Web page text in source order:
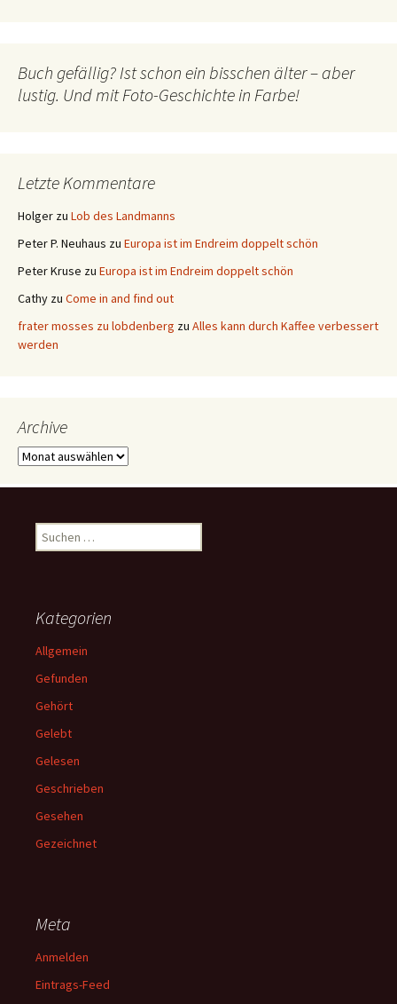
Buch gefällig? Ist schon ein bisschen älter – aber
lustig. Und mit Foto-Geschichte in Farbe!
Letzte Kommentare
Holger zu Lob des Landmanns
Peter P. Neuhaus zu Europa ist im Endreim doppelt schön
Peter Kruse zu Europa ist im Endreim doppelt schön
Cathy zu Come in and find out
frater mosses zu lobdenberg zu Alles kann durch Kaffee verbessert
werden
Archive
Archive
Suchen
nach:
Kategorien
Allgemein
Gefunden
Gehört
Gelebt
Gelesen
Geschrieben
Gesehen
Gezeichnet
Meta
Anmelden
Eintrags-Feed